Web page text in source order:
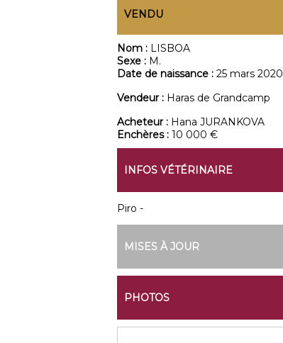
VENDU
Nom : LISBOA
Sexe : M.
Date de naissance : 25 mars 2020
Vendeur : Haras de Grandcamp
Acheteur : Hana JURANKOVA
Enchères : 10 000 €
INFOS VÉTÉRINAIRE
Piro -
MISES À JOUR
PHOTOS